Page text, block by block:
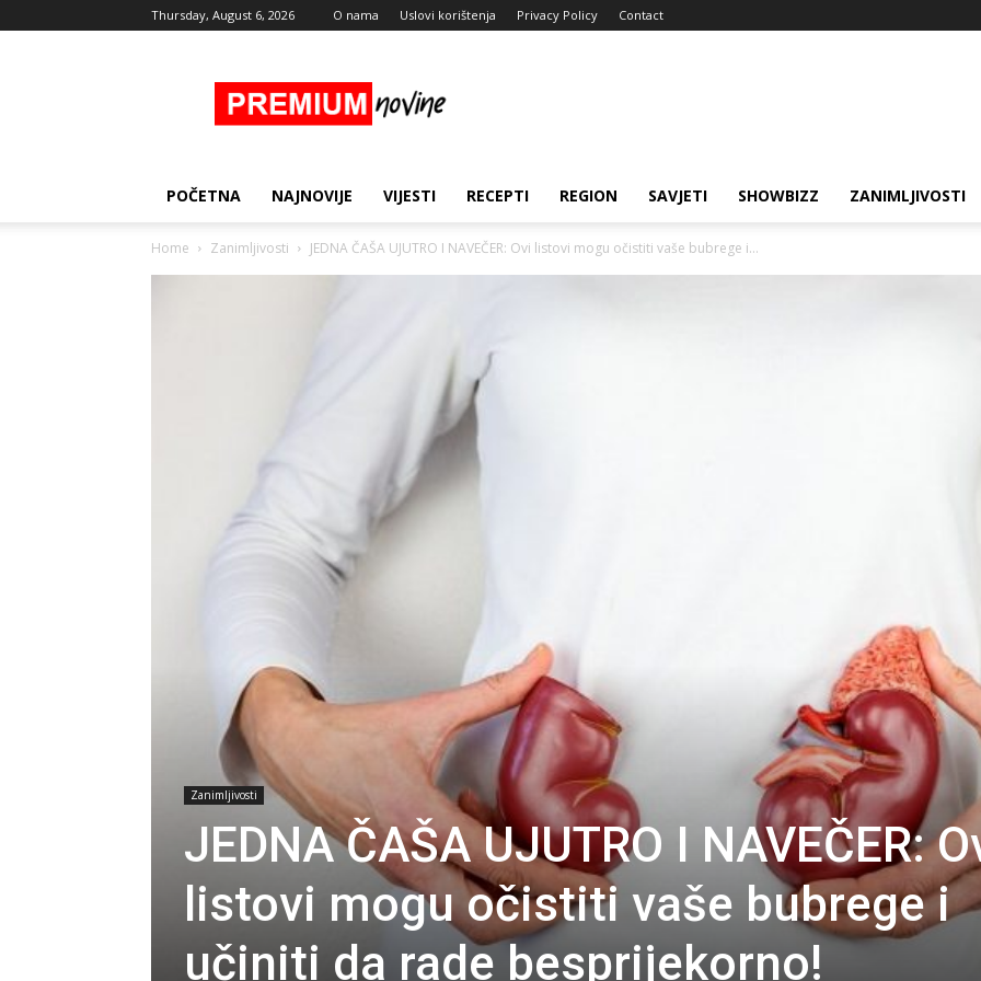
Thursday, August 6, 2026 O nama Uslovi korištenja Privacy Policy Contact
Novine
POČETNA NAJNOVIJE VIJESTI RECEPTI REGION SAVJETI SHOWBIZZ ZANIMLJIVOSTI
Home Zanimljivosti JEDNA ČAŠA UJUTRO I NAVEČER: Ovi listovi mogu očistiti vaše bubrege i...
Zanimljivosti
JEDNA ČAŠA UJUTRO I NAVEČER:
listovi mogu očistiti vaše bubrege i
učiniti da rade besprijekorno!